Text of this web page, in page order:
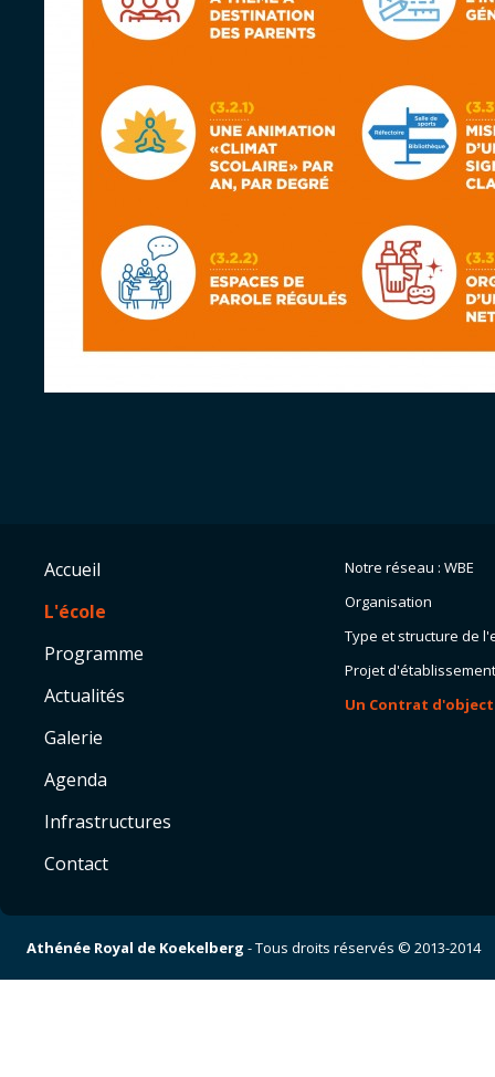
Accueil
L'école
Programme
Actualités
Galerie
Agenda
Infrastructures
Contact
Notre réseau : WBE
Organisation
Type et structure de
Projet d'établissement
Un Contrat
Athénée Royal de Koekelberg - Tous droits réservés © 2013-2014